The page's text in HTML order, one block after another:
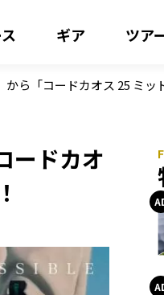
ギア ツア
ら「コードカオス 25 ミッ
ードカオ